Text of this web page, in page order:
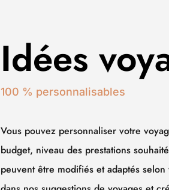
Idées
100 % personnalisables
Vous pouvez personnaliser votre
budget, niveau des prestations
peuvent être modifiés et adaptés